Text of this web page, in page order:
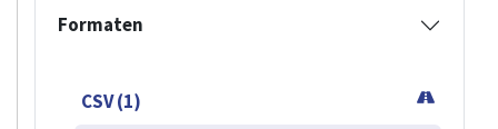
Formaten
CSV (1)